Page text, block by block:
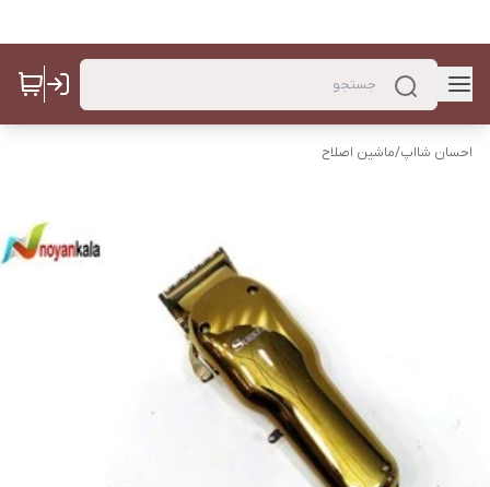
احسان شااپ/ماشین اصلاح